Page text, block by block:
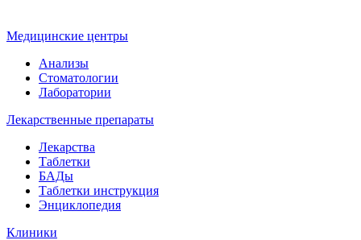
Медицинские центры
Анализы
Стоматологии
Лаборатории
Лекарственные препараты
Лекарства
Таблетки
БАДы
Таблетки инструкция
Энциклопедия
Клиники